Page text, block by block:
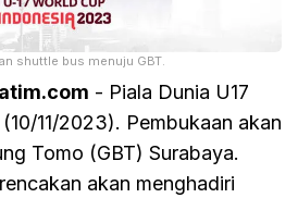
shuttle bus menuju GBT.
- Piala Dunia U17
11/2023). Pembukaan akan
Tomo (GBT) Surabaya.
akan menghadiri